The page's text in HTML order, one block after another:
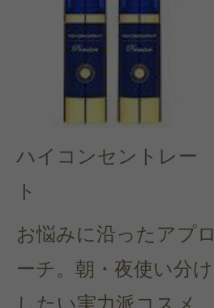
ハイコンセントレー
ト
お悩みに沿ったアプロ
ーチ。朝・夜使い分け